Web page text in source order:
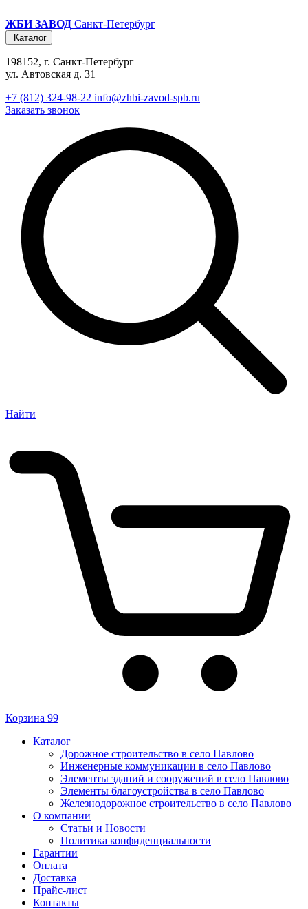
ЖБИ ЗАВОД Санкт-Петербург
Каталог
198152, г. Санкт-Петербург
ул. Автовская д. 31
+7 (812) 324-98-22 info@zhbi-zavod-spb.ru
Заказать звонок
Найти
Корзина 99
Каталог
Дорожное строительство в село Павлово
Инженерные коммуникации в село Павлово
Элементы зданий и сооружений в село Павлово
Элементы благоустройства в село Павлово
Железнодорожное строительство в село Павлово
О компании
Статьи и Новости
Политика конфиденциальности
Гарантии
Оплата
Доставка
Прайс-лист
Контакты